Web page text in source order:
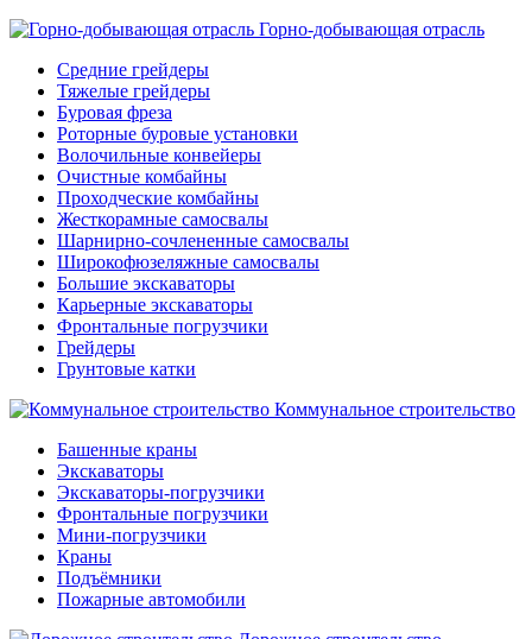
Горно-добывающая отрасль
Средние грейдеры
Тяжелые грейдеры
Буровая фреза
Роторные буровые установки
Волочильные конвейеры
Очистные комбайны
Проходческие комбайны
Жесткорамные самосвалы
Шарнирно-сочлененные самосвалы
Широкофюзеляжные самосвалы
Большие экскаваторы
Карьерные экскаваторы
Фронтальные погрузчики
Грейдеры
Грунтовые катки
Коммунальное строительство
Башенные краны
Экскаваторы
Экскаваторы-погрузчики
Фронтальные погрузчики
Мини-погрузчики
Краны
Подъёмники
Пожарные автомобили